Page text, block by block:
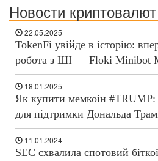
Новости криптовалют
22.05.2025
TokenFi увійде в історію:
робота з ШІ — Floki Minibot
18.01.2025
Як купити мемкоін #TRUMP:
для підтримки Дональда
11.01.2024
SEC схвалила спотовий